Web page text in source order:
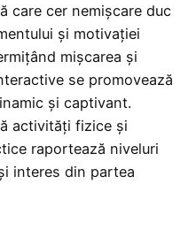
care cer nemișcare duc
și motivației
mișcarea și
se promovează
și captivant.
activități fizice și
raportează niveluri
interes din partea